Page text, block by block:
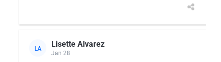
LA Lisette Alvarez
Jan 28